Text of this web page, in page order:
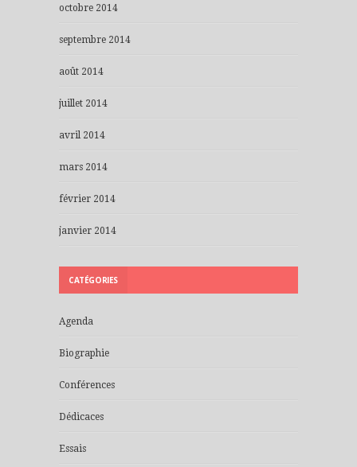
octobre 2014
septembre 2014
août 2014
juillet 2014
avril 2014
mars 2014
février 2014
janvier 2014
CATÉGORIES
Agenda
Biographie
Conférences
Dédicaces
Essais